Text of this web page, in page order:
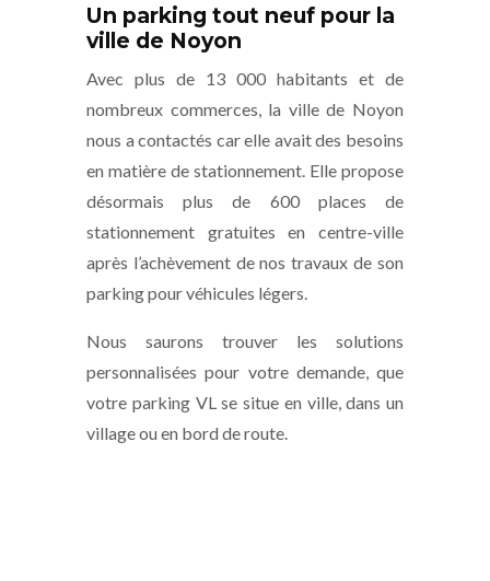
Un parking tout neuf pour la
ville de Noyon
Avec plus de 13 000 habitants et de
nombreux commerces, la ville de Noyon
nous a contactés car elle avait des besoins
en matière de stationnement. Elle propose
désormais plus de 600 places de
stationnement gratuites en centre-ville
après l’achèvement de nos travaux de son
parking pour véhicules légers.
Nous saurons trouver les solutions
personnalisées pour votre demande, que
votre parking VL se situe en ville, dans un
village ou en bord de route.